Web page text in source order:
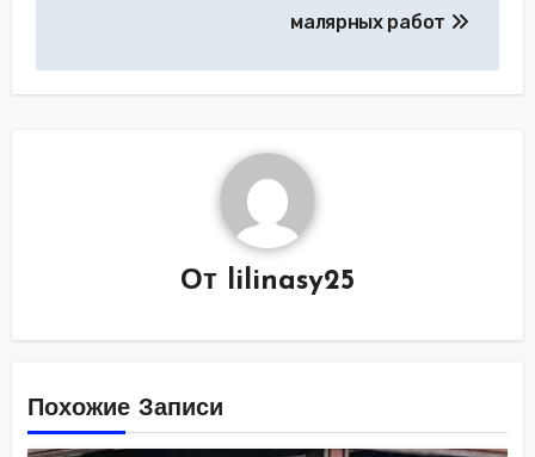
малярных работ
От lilinasy25
Похожие Записи